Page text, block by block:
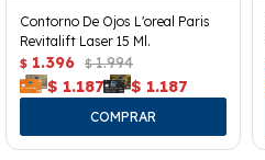
Contorno De Ojos L'oreal Paris
Revitalift Laser 15 Ml.
$ 1.396 $ 1.994
$ 1.187 $ 1.187